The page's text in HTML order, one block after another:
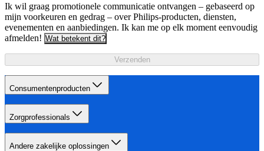
Ik wil graag promotionele communicatie ontvangen – gebaseerd op
mijn voorkeuren en gedrag – over Philips-producten, diensten,
evenementen en aanbiedingen. Ik kan me op elk moment eenvoudig
afmelden! Wat betekent dit?
Verzenden
Consumentenproducten
Zorgprofessionals
Andere zakelijke oplossingen